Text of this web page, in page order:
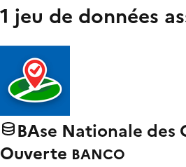
1 jeu de données
BAse Nationale des
Ouverte BANCO